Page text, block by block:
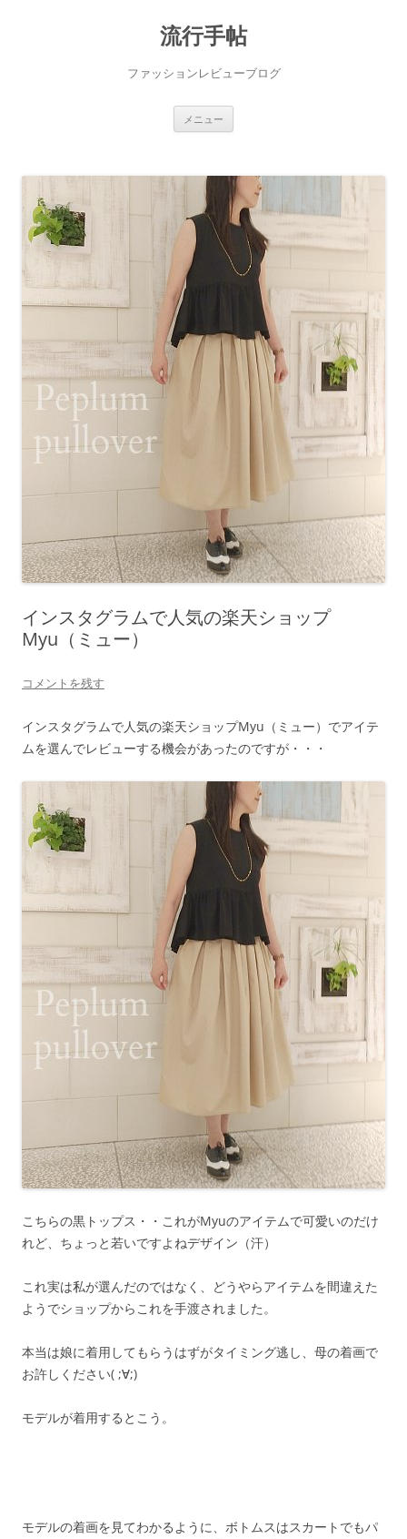
流行手帖
ファッションレビューブログ
メニュー
へ
ス
キ
ッ
プ
インスタグラムで人気の楽天ショップ
Myu（ミュー）
コメントを残す
インスタグラムで人気の楽天ショップMyu（ミュー）でアイテ
ムを選んでレビューする機会があったのですが・・・
こちらの黒トップス・・これがMyuのアイテムで可愛いのだけ
れど、ちょっと若いですよねデザイン（汗）
これ実は私が選んだのではなく、どうやらアイテムを間違えた
ようでショップからこれを手渡されました。
本当は娘に着用してもらうはずがタイミング逃し、母の着画で
お許しください( ;∀;)
モデルが着用するとこう。
モデルの着画を見てわかるように、ボトムスはスカートでもパ